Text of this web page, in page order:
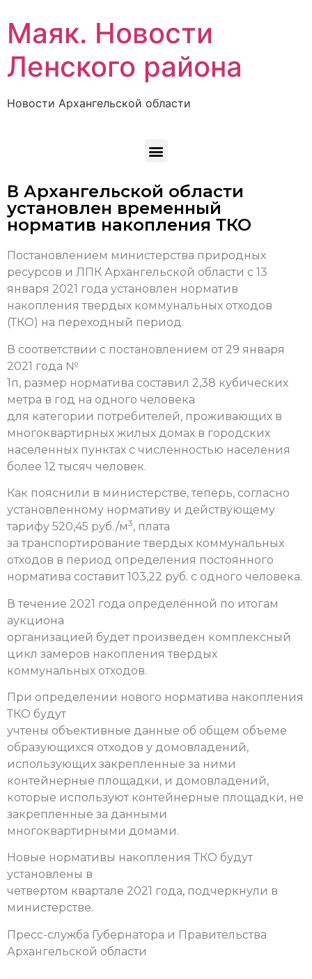
Маяк. Новости
Ленского района
Новости Архангельской области
В Архангельской области
установлен временный
норматив накопления ТКО
Постановлением министерства природных
ресурсов и ЛПК Архангельской области с 13
января 2021 года установлен норматив
накопления твердых коммунальных отходов
(ТКО) на переходный период.
В соответствии с постановлением от 29 января
2021 года №
1п, размер норматива составил 2,38 кубических
метра в год на одного человека
для категории потребителей, проживающих в
многоквартирных жилых домах в городских
населенных пунктах с численностью населения
более 12 тысяч человек.
Как пояснили в министерстве, теперь, согласно
установленному нормативу и действующему
тарифу 520,45 руб./м3, плата
за транспортирование твердых коммунальных
отходов в период определения постоянного
норматива составит 103,22 руб. с одного человека.
В течение 2021 года определённой по итогам
аукциона
организацией будет произведен комплексный
цикл замеров накопления твердых
коммунальных отходов.
При определении нового норматива накопления
ТКО будут
учтены объективные данные об общем объеме
образующихся отходов у домовладений,
использующих закрепленные за ними
контейнерные площадки, и домовладений,
которые используют контейнерные площадки, не
закрепленные за данными
многоквартирными домами.
Новые нормативы накопления ТКО будут
установлены в
четвертом квартале 2021 года, подчеркнули в
министерстве.
Пресс-служба Губернатора и Правительства
Архангельской области